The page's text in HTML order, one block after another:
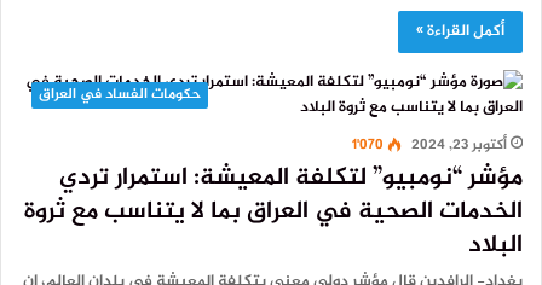
أكمل القراءة »
حكومات الفساد في العراق
أكتوبر 23, 2024
1٬070
مؤشر “نومبيو” لتكلفة المعيشة: استمرار تردي
الخدمات الصحية في العراق بما لا يتناسب مع ثروة
البلاد